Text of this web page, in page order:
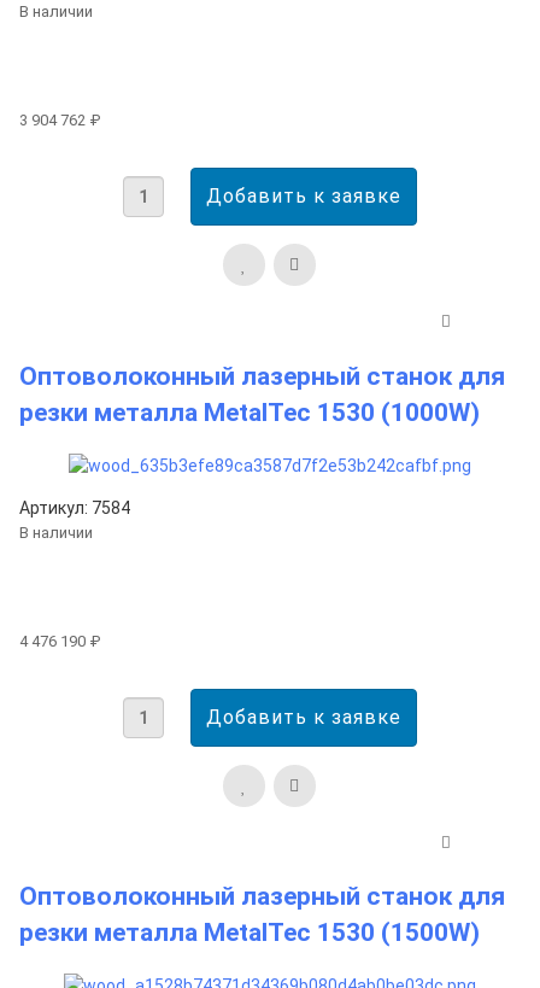
В наличии
3 904 762 ₽
Оптоволоконный лазерный станок для
резки металла MetalTec 1530 (1000W)
Артикул: 7584
В наличии
4 476 190 ₽
Оптоволоконный лазерный станок для
резки металла MetalTec 1530 (1500W)